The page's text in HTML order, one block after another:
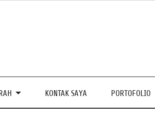
KONTAK SAYA PORTOFOLIO